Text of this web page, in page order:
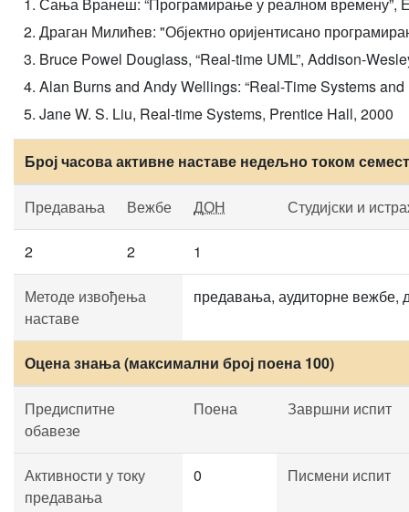
Драган Милићев: "Објектно оријентисано
Bruce Powel Douglass, “Real-time UML”, Addison-
Alan Burns and Andy Wellings: “Real-Time Systems
Jane W. S. Liu, Real-time Systems, Prentice Hall, 2000
Број часова активне наставе недељно током
Предавања Вежбе ДОН Студијски и
2 2 1
Методе извођења
наставе
предавања, аудиторне вежбе,
Оцена знања (максимални број поена 100)
Предиспитне
обавезе
Поена Завршни испит
Активности у току
предавања
0 Писмени испит